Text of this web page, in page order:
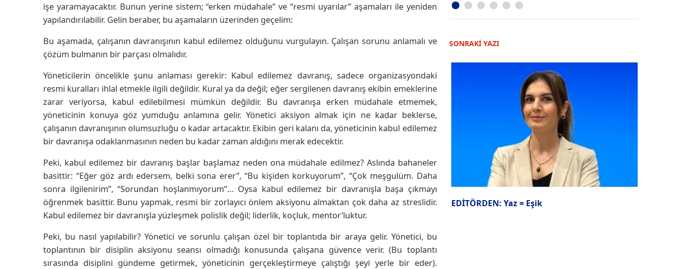
işe yaramayacaktır. Bunun yerine sistem; “erken müdahale” ve “resmi uyarılar” aşamaları ile yeniden
yapılandırılabilir. Gelin beraber, bu aşamaların üzerinden geçelim:
Bu aşamada, çalışanın davranışının kabul edilemez olduğunu vurgulayın. Çalışan sorunu anlamalı ve
çözüm bulmanın bir parçası olmalıdır.
Yöneticilerin öncelikle şunu anlaması gerekir: Kabul edilemez davranış, sadece organizasyondaki
resmi kuralları ihlal etmekle ilgili değildir. Kural ya da değil; eğer sergilenen davranış ekibin emeklerine
zarar veriyorsa, kabul edilebilmesi mümkün değildir. Bu davranışa erken müdahale etmemek,
yöneticinin konuya göz yumduğu anlamına gelir. Yönetici aksiyon almak için ne kadar beklerse,
çalışanın davranışının olumsuzluğu o kadar artacaktır. Ekibin geri kalanı da, yöneticinin kabul edilemez
bir davranışa odaklanmasının neden bu kadar zaman aldığını merak edecektir.
Peki, kabul edilemez bir davranış başlar başlamaz neden ona müdahale edilmez? Aslında bahaneler
basittir: “Eğer göz ardı edersem, belki sona erer”, “Bu kişiden korkuyorum”, “Çok meşgulüm. Daha
sonra ilgilenirim”, “Sorundan hoşlanmıyorum”… Oysa kabul edilemez bir davranışla başa çıkmayı
öğrenmek basittir. Bunu yapmak, resmi bir zorlayıcı önlem aksiyonu almaktan çok daha az streslidir.
Kabul edilemez bir davranışla yüzleşmek polislik değil; liderlik, koçluk, mentor’luktur.
Peki, bu nasıl yapılabilir? Yönetici ve sorunlu çalışan özel bir toplantıda bir araya gelir. Yönetici, bu
toplantının bir disiplin aksiyonu seansı olmadığı konusunda çalışana güvence verir. (Bu toplantı
sırasında disiplini gündeme getirmek, yöneticinin gerçekleştirmeye çalıştığı şeyi yerle bir eder).
SONRAKİ YAZI
EDİTÖRDEN: Yaz = Eşik